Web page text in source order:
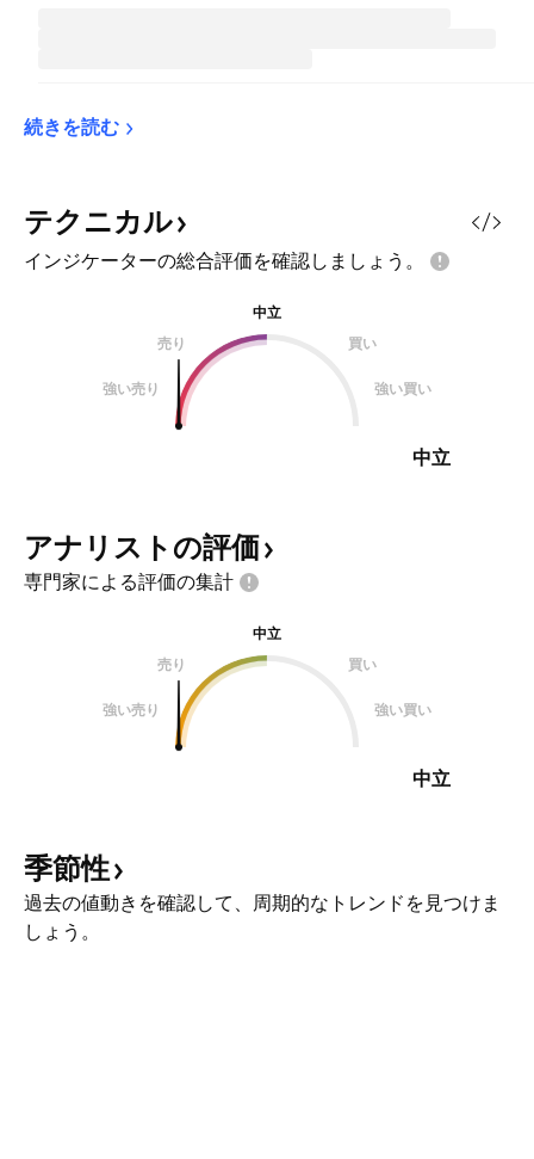
続きを読む
テクニカル
インジケーターの総合評価を確認しましょう。
中立
売り
買い
強い売り 強い買い
中立
アナリストの評価
専門家による評価の集計
中立
売り
買い
強い売り 強い買い
中立
季節性
過去の値動きを確認して、周期的なトレンドを見つけま
しょう。